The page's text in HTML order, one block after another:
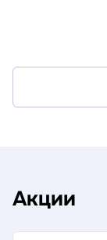
Акции